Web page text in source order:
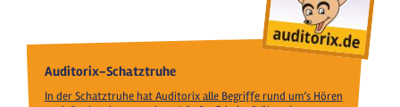
Auditorix-Schatztruhe
In der Schatztruhe hat Auditorix alle Begriffe rund um’s Hören